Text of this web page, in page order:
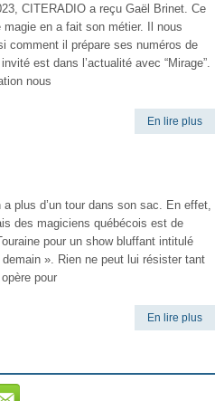
CITERADIO a reçu Gaël Brinet. Ce
magie en a fait son métier. Il nous
comment il prépare ses numéros de
est dans l’actualité avec “Mirage”.
nous
En lire plus
a plus d’un tour dans son sac. En effet,
des magiciens québécois est de
pour un show bluffant intitulé
». Rien ne peut lui résister tant
pour
En lire plus